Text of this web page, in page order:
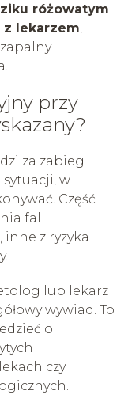
różowatym
lekarzem,
przy
za zabieg
w
Część
fal
z ryzyka
lub lekarz
wywiad. To
o
czy